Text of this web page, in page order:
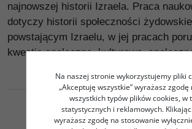
najnowszej historii Izraela. Praca
dotyczy historii społeczności
powstającym Izraelu, w jej pracach
kwestie społeczne, kulturowe,
Na naszej stronie wykorzystujemy pliki
„Akceptuję wszystkie” wyrażasz
wszystkich typów plików cookies, w
statystycznych i reklamowych.
wyrażasz zgodę na stosowanie